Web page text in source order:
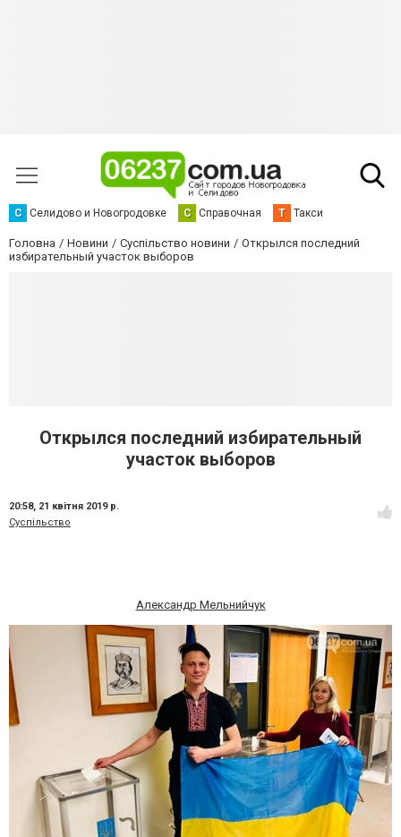
С Селидово и Новогродовке С Справочная Т Такси
Головна Новини Суспільство новини
Открылся последний
избирательный участок выборов
Открылся последний избирательный
участок выборов
20:58, 21 квітня 2019 р.
Суспільство
Александр Мельнийчук